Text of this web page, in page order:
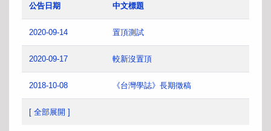
公告日期 中文標題
2020-09-14 置頂測試
2020-09-17 較新沒置頂
2018-10-08 《台灣學誌》長期徵稿
[ 全部展開 ]